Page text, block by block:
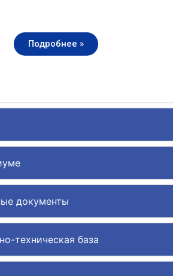
документы
техническая база
Подробнее »